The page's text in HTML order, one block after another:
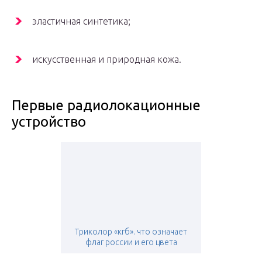
эластичная синтетика;
искусственная и природная кожа.
Первые радиолокационные
устройство
Триколор «кгб». что означает
флаг россии и его цвета